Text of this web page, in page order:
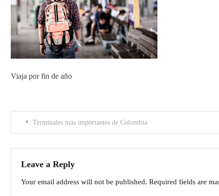
Viaja por fin de año
PostTerminales más importantes de Colombia
Leave a Reply
Your email address will not be published. Required fields are